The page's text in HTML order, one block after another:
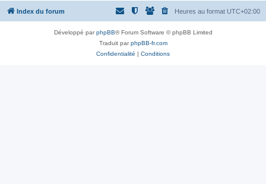
Index du forum Heures au format UTC+02:00
Développé parphpBB® Forum Software © phpBB Limited
Traduit parphpBB-fr.com
Confidentialité | Conditions